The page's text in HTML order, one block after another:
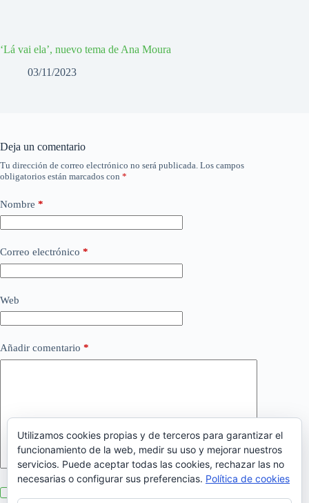
‘Lá vai ela’, nuevo tema de Ana Moura
03/11/2023
Deja un comentario
Tu dirección de correo electrónico no será publicada. Los campos
obligatorios están marcados con *
Nombre *
Correo electrónico *
Web
Añadir comentario *
Utilizamos cookies propias y de terceros para garantizar el
funcionamiento de la web, medir su uso y mejorar nuestros
servicios. Puede aceptar todas las cookies, rechazar las no
necesarias o configurar sus preferencias. Política de cookies